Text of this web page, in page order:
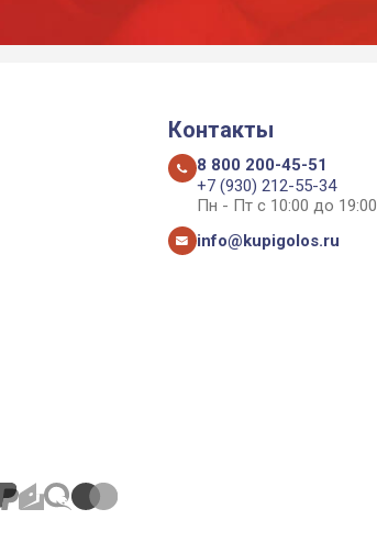
Контакты
8 800 200-45-51
+7 (930) 212-55-34
Пн - Пт с 10:00 до 19:00
info@kupigolos.ru